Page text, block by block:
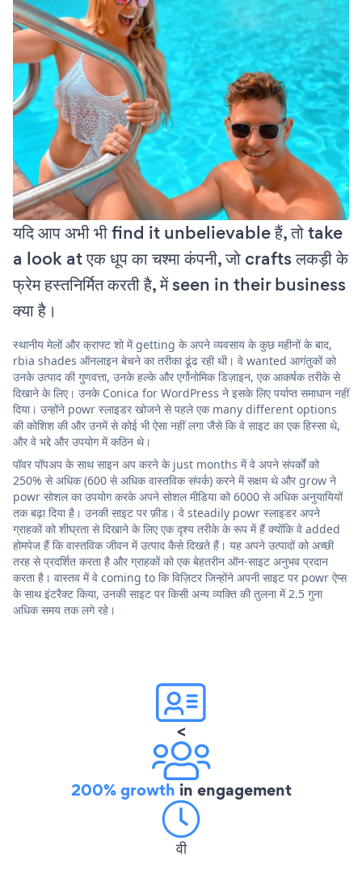
यदि आप अभी भी find it unbelievable हैं, तो take
a look at एक धूप का चश्मा कंपनी, जो crafts लकड़ी के
फ्रेम हस्तनिर्मित करती है, में seen in their business
क्या है।
स्थानीय मेलों और क्राफ्ट शो में getting के अपने व्यवसाय के कुछ महीनों के बाद,
rbia shades ऑनलाइन बेचने का तरीका ढूंढ रही थी। वे wanted आगंतुकों को
उनके उत्पाद की गुणवत्ता, उनके हल्के और एर्गोनोमिक डिज़ाइन, एक आकर्षक तरीके से
दिखाने के लिए। उनके Conica for WordPress ने इसके लिए पर्याप्त समाधान नहीं
दिया। उन्होंने powr स्लाइडर खोजने से पहले एक many different options
की कोशिश की और उनमें से कोई भी ऐसा नहीं लगा जैसे कि वे साइट का एक हिस्सा थे,
और वे भद्दे और उपयोग में कठिन थे।
पॉवर पॉपअप के साथ साइन अप करने के just months में वे अपने संपर्कों को
250% से अधिक (600 से अधिक वास्तविक संपर्क) करने में सक्षम थे और grow ने
powr सोशल का उपयोग करके अपने सोशल मीडिया को 6000 से अधिक अनुयायियों
तक बढ़ा दिया है। उनकी साइट पर फ़ीड। वे steadily powr स्लाइडर अपने
ग्राहकों को शीघ्रता से दिखाने के लिए एक दृश्य तरीके के रूप में हैं क्योंकि वे added
होमपेज हैं कि वास्तविक जीवन में उत्पाद कैसे दिखते हैं। यह अपने उत्पादों को अच्छी
तरह से प्रदर्शित करता है और ग्राहकों को एक बेहतरीन ऑन-साइट अनुभव प्रदान
करता है। वास्तव में वे coming to कि विज़िटर जिन्होंने अपनी साइट पर powr ऐप्स
के साथ इंटरैक्ट किया, उनकी साइट पर किसी अन्य व्यक्ति की तुलना में 2.5 गुना
अधिक समय तक लगे रहे।
<
200% growth in engagement
वी